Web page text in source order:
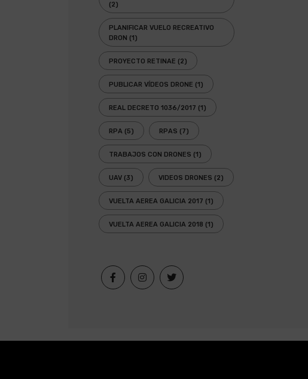
(2)
PLANIFICAR VUELO RECREATIVO
DRON (1)
PROYECTO RETINAE (2)
PUBLICAR VÍDEOS DRONE (1)
REAL DECRETO 1036/2017 (1)
RPA (5) RPAS (7)
TRABAJOS CON DRONES (1)
UAV (3) VIDEOS DRONES (2)
VUELTA AEREA GALICIA 2017 (1)
VUELTA AEREA GALICIA 2018 (1)